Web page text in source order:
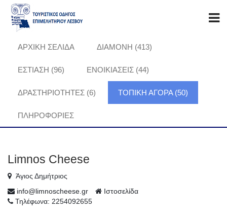
ΑΡΧΙΚΗ ΣΕΛΙΔΑ ΔΙΑΜΟΝΗ (413)
ΕΣΤΙΑΣΗ (96) ΕΝΟΙΚΙΑΣΕΙΣ (44)
ΔΡΑΣΤΗΡΙΟΤΗΤΕΣ (6) ΤΟΠΙΚΗ ΑΓΟΡΑ (50)
ΠΛΗΡΟΦΟΡΊΕΣ
Limnos Cheese
Άγιος Δημήτριος
info@limnoscheese.gr
Ιστοσελίδα
Τηλέφωνα: 2254092655